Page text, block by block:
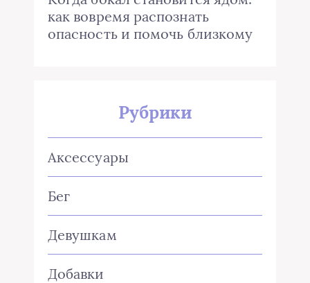
как вовремя распознать
опасность и помочь близкому
Рубрики
Аксессуары
Бег
Девушкам
Добавки